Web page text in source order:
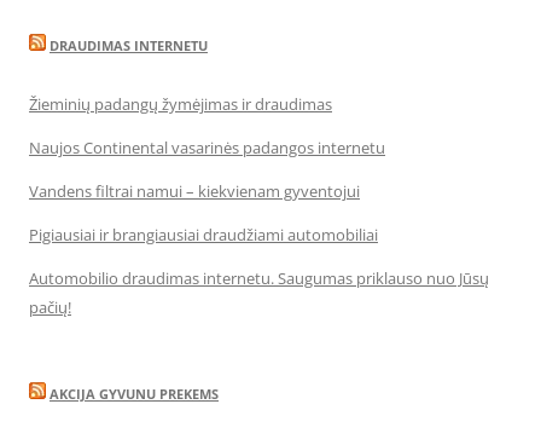
DRAUDIMAS INTERNETU
Žieminių padangų žymėjimas ir draudimas
Naujos Continental vasarinės padangos internetu
Vandens filtrai namui – kiekvienam gyventojui
Pigiausiai ir brangiausiai draudžiami automobiliai
Automobilio draudimas internetu. Saugumas priklauso nuo Jūsų
pačių!
AKCIJA GYVUNU PREKEMS